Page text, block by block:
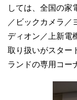
しては、全国の家
／ビックカメラ／
ディオン／上新電
取り扱いがスター
ランドの専用コー